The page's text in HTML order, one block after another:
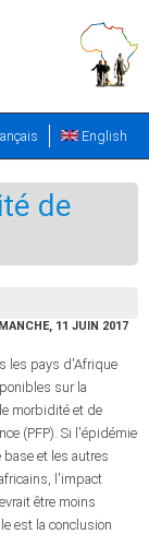
English
de
11 JUIN 2017
les pays d'Afrique
sur la
morbidité et de
(PFP). Si l'épidémie
et les autres
l'impact
être moins
est la conclusion